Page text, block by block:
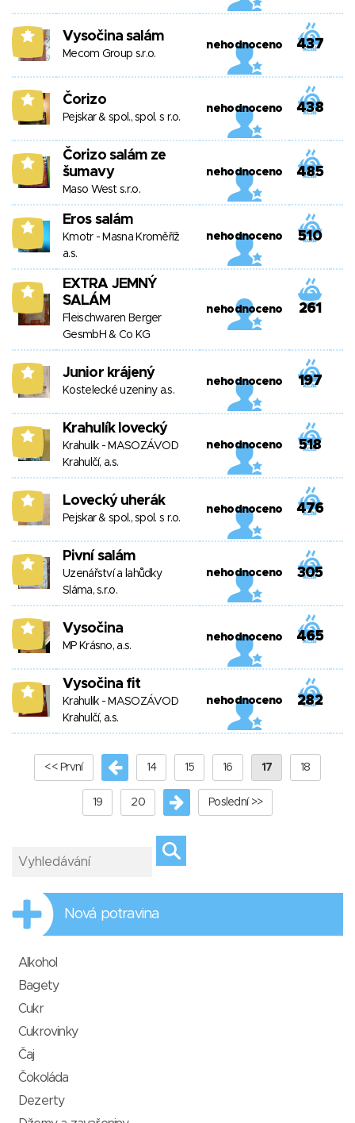
7 Vysočina salám
Mecom Group s.r.o.
nehodnoceno 437
6 Čorizo
Pejskar & spol., spol. s r.o.
nehodnoceno 438
6
Čorizo salám ze
šumavy
Maso West s.r.o.
nehodnoceno 485
6 Eros salám
Kmotr - Masna Kroměříž
a.s.
nehodnoceno 510
6
EXTRA JEMNÝ
SALÁM
Fleischwaren Berger
GesmbH & Co KG
nehodnoceno 261
6 Junior krájený
Kostelecké uzeniny a.s.
nehodnoceno 197
6 Krahulík lovecký
Krahulík - MASOZÁVOD
Krahulčí, a.s.
nehodnoceno 518
6 Lovecký uherák
Pejskar & spol., spol. s r.o.
nehodnoceno 476
6 Pivní salám
Uzenářství a lahůdky
Sláma, s.r.o.
nehodnoceno 305
6 Vysočina
MP Krásno, a.s.
nehodnoceno 465
6 Vysočina fit
Krahulík - MASOZÁVOD
Krahulčí, a.s.
nehodnoceno 282
<< První 14 15 16 17 18
19 20 Poslední >>
Nová potravina
Alkohol
Bagety
Cukr
Cukrovinky
Čaj
Čokoláda
Dezerty